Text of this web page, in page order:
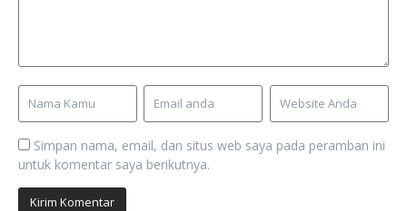
Simpan nama, email, dan situs web saya pada peramban ini
untuk komentar saya berikutnya.